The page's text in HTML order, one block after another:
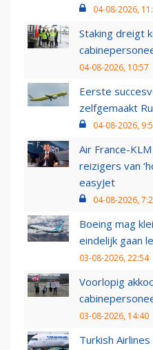
04-08-2026,
Staking dreigt
04-08-2026, 10:57
Eerste
zelfgemaakt
04-08-2026,
Air France-
reizigers van
easyJet
04-08-2026,
Boeing mag
eindelijk gaan
03-08-2026, 22:54
Voorlopig
03-08-2026, 14:40
Turkish